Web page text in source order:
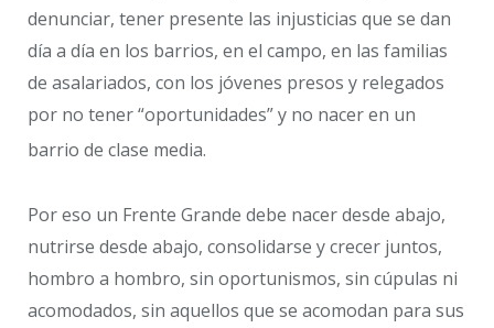
denunciar, tener presente las injusticias que se dan
día a día en los barrios, en el campo, en las familias
de asalariados, con los jóvenes presos y relegados
por no tener “oportunidades” y no nacer en un
barrio de clase media.
Por eso un Frente Grande debe nacer desde abajo,
nutrirse desde abajo, consolidarse y crecer juntos,
hombro a hombro, sin oportunismos, sin cúpulas ni
acomodados, sin aquellos que se acomodan para sus